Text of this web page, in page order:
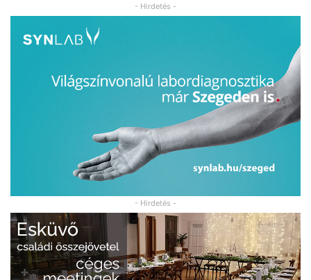
- Hirdetés -
- Hirdetés -